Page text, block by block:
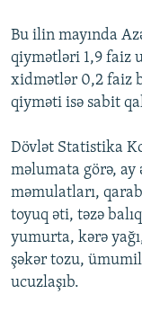
BIZIMLƏ ƏLAQƏ
XƏBƏR
Bu ilin mayında
qiymətləri 1,9 faiz
xidmətlər 0,2 faiz
qiyməti isə sabit
Dövlət Statistika
məlumata görə,
məmulatları,
toyuq əti, təzə
yumurta, kərə
şəkər tozu,
ucuzlaşıb.